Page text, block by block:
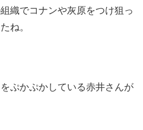
織でコナンや灰原をつけ狙っ
ね。
ぷかぷかしている赤井さんが